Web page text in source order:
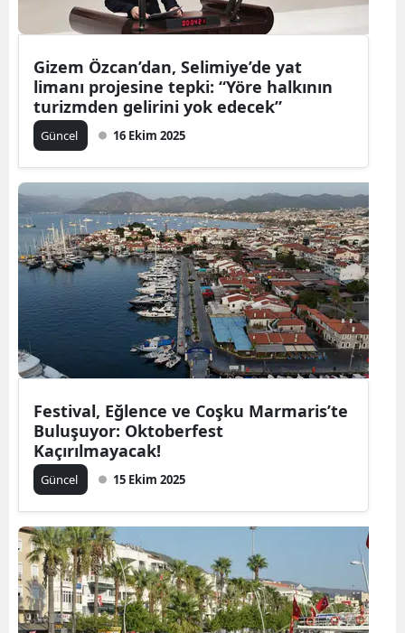
Gizem Özcan’dan, Selimiye’de yat
limanı projesine tepki: “Yöre halkının
turizmden gelirini yok edecek”
Güncel 16 Ekim 2025
Festival, Eğlence ve Coşku Marmaris’te
Buluşuyor: Oktoberfest
Kaçırılmayacak!
Güncel 15 Ekim 2025